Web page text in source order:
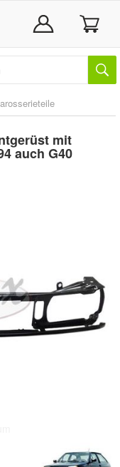
mit
auch G40